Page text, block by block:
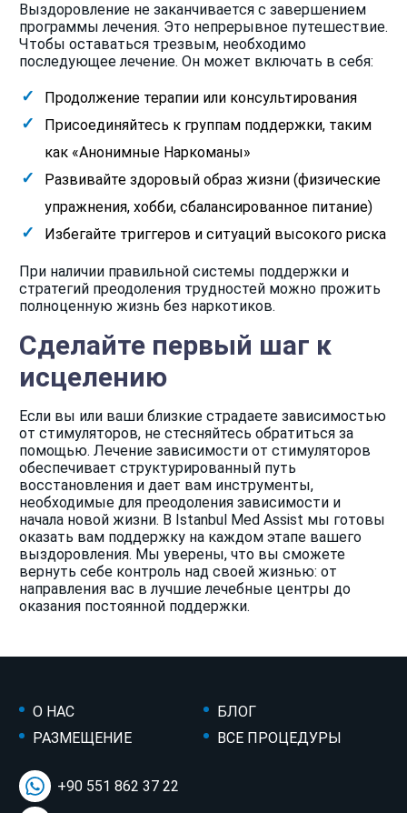
Выздоровление не заканчивается с завершением
программы лечения. Это непрерывное путешествие.
Чтобы оставаться трезвым, необходимо
последующее лечение. Он может включать в себя:
Продолжение терапии или консультирования
Присоединяйтесь к группам поддержки, таким
как «Анонимные Наркоманы»
Развивайте здоровый образ жизни (физические
упражнения, хобби, сбалансированное питание)
Избегайте триггеров и ситуаций высокого риска
При наличии правильной системы поддержки и
стратегий преодоления трудностей можно прожить
полноценную жизнь без наркотиков.
Сделайте первый шаг к
исцелению
Если вы или ваши близкие страдаете зависимостью
от стимуляторов, не стесняйтесь обратиться за
помощью. Лечение зависимости от стимуляторов
обеспечивает структурированный путь
восстановления и дает вам инструменты,
необходимые для преодоления зависимости и
начала новой жизни. В Istanbul Med Assist мы готовы
оказать вам поддержку на каждом этапе вашего
выздоровления. Мы уверены, что вы сможете
вернуть себе контроль над своей жизнью: от
направления вас в лучшие лечебные центры до
оказания постоянной поддержки.
О НАС
БЛОГ
РАЗМЕЩЕНИЕ
ВСЕ ПРОЦЕДУРЫ
+90 551 862 37 22